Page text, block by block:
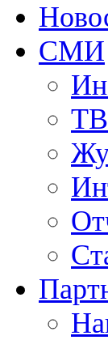
СМИ
ТВ